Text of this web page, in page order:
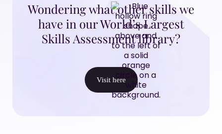
Wondering what other skills we
have in our World’s Largest
Skills Assessment library?
Visit here